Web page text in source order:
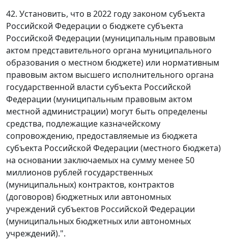
42. Установить, что в 2022 году законом субъекта
Российской Федерации о бюджете субъекта
Российской Федерации (муниципальным правовым
актом представительного органа муниципального
образования о местном бюджете) или нормативным
правовым актом высшего исполнительного органа
государственной власти субъекта Российской
Федерации (муниципальным правовым актом
местной администрации) могут быть определены
средства, подлежащие казначейскому
сопровождению, предоставляемые из бюджета
субъекта Российской Федерации (местного бюджета)
на основании заключаемых на сумму менее 50
миллионов рублей государственных
(муниципальных) контрактов, контрактов
(договоров) бюджетных или автономных
учреждений субъектов Российской Федерации
(муниципальных бюджетных или автономных
учреждений).".